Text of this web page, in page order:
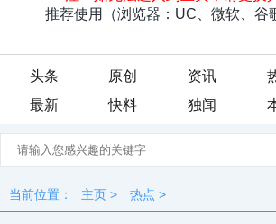
头条 原创 资讯
最新
快料 独闻
当前位置： 主页 > 热点 >